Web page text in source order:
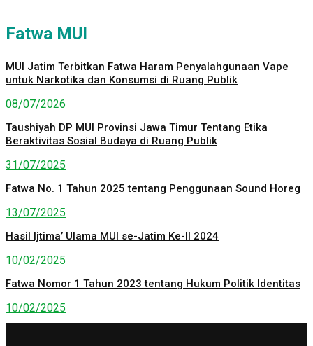
Fatwa MUI
MUI Jatim Terbitkan Fatwa Haram Penyalahgunaan Vape
untuk Narkotika dan Konsumsi di Ruang Publik
08/07/2026
Taushiyah DP MUI Provinsi Jawa Timur Tentang Etika
Beraktivitas Sosial Budaya di Ruang Publik
31/07/2025
Fatwa No. 1 Tahun 2025 tentang Penggunaan Sound Horeg
13/07/2025
Hasil Ijtima’ Ulama MUI se-Jatim Ke-II 2024
10/02/2025
Fatwa Nomor 1 Tahun 2023 tentang Hukum Politik Identitas
10/02/2025